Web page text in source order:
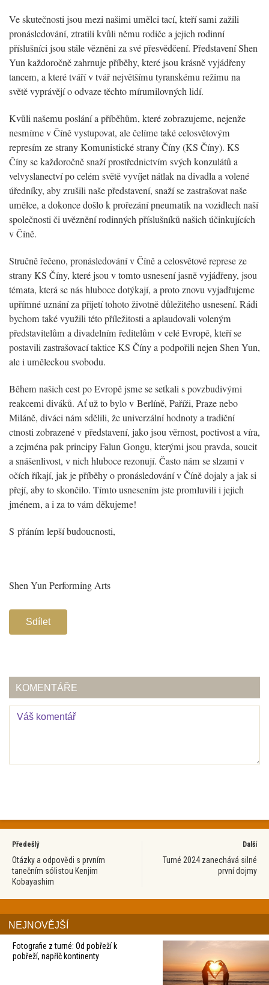
Ve skutečnosti jsou mezi našimi umělci tací, kteří sami zažili
pronásledování, ztratili kvůli němu rodiče a jejich rodinní
příslušníci jsou stále vězněni za své přesvědčení. Představení Shen
Yun každoročně zahrnuje příběhy, které jsou krásně vyjádřeny
tancem, a které tváří v tvář největšímu tyranskému režimu na
světě vyprávějí o odvaze těchto mírumilovných lidí.
Kvůli našemu poslání a příběhům, které zobrazujeme, nejenže
nesmíme v Číně vystupovat, ale čelíme také celosvětovým
represím ze strany Komunistické strany Číny (KS Číny). KS
Číny se každoročně snaží prostřednictvím svých konzulátů a
velvyslanectví po celém světě vyvíjet nátlak na divadla a volené
úředníky, aby zrušili naše představení, snaží se zastrašovat naše
umělce, a dokonce došlo k prořezání pneumatik na vozidlech naší
společnosti či uvěznění rodinných příslušníků našich účinkujících
v Číně.
Stručně řečeno, pronásledování v Číně a celosvětové represe ze
strany KS Číny, které jsou v tomto usnesení jasně vyjádřeny, jsou
témata, která se nás hluboce dotýkají, a proto znovu vyjadřujeme
upřímné uznání za přijetí tohoto životně důležitého usnesení. Rádi
bychom také využili této příležitosti a aplaudovali voleným
představitelům a divadelním ředitelům v celé Evropě, kteří se
postavili zastrašovací taktice KS Číny a podpořili nejen Shen Yun,
ale i uměleckou svobodu.
Během našich cest po Evropě jsme se setkali s povzbudivými
reakcemi diváků. Ať už to bylo v Berlíně, Paříži, Praze nebo
Miláně, diváci nám sdělili, že univerzální hodnoty a tradiční
ctnosti zobrazené v představení, jako jsou věrnost, poctivost a víra,
a zejména pak principy Falun Gongu, kterými jsou pravda, soucit
a snášenlivost, v nich hluboce rezonují. Často nám se slzami v
očích říkají, jak je příběhy o pronásledování v Číně dojaly a jak si
přejí, aby to skončilo. Tímto usnesením jste promluvili i jejich
jménem, a i za to vám děkujeme!
S přáním lepší budoucnosti,
Shen Yun Performing Arts
Sdílet
KOMENTÁŘE
Předešlý
Otázky a odpovědi s prvním
tanečním sólistou Kenjim
Kobayashim
Další
Turné 2024 zanechává silné
první dojmy
NEJNOVĚJŠÍ
Fotografie z turné: Od pobřeží k
pobřeží, napříč kontinenty